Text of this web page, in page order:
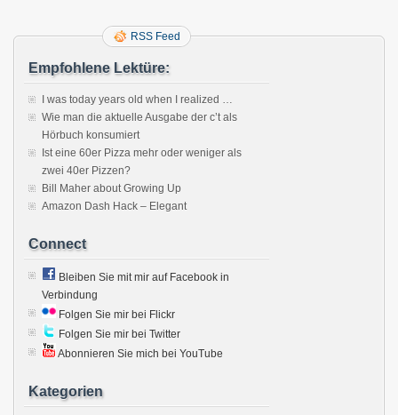
RSS Feed
Empfohlene Lektüre:
I was today years old when I realized …
Wie man die aktuelle Ausgabe der c’t als
Hörbuch konsumiert
Ist eine 60er Pizza mehr oder weniger als
zwei 40er Pizzen?
Bill Maher about Growing Up
Amazon Dash Hack – Elegant
Connect
Bleiben Sie mit mir auf Facebook in
Verbindung
Folgen Sie mir bei Flickr
Folgen Sie mir bei Twitter
Abonnieren Sie mich bei YouTube
Kategorien